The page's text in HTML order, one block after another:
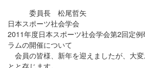
委員長 松尾哲矢
日本スポーツ社会学会
2011年度日本スポーツ社会学会第2回定
ラムの開催について
会員の皆様、新年を迎えましたが、大
とと存じます。